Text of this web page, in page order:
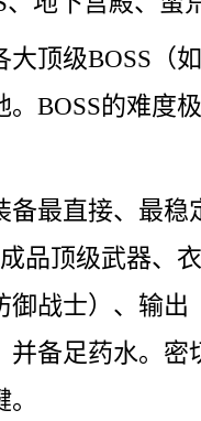
顶级BOSS（
BOSS的难度
备最直接、最稳
品顶级武器、
御战士）、输出
备足药水。密